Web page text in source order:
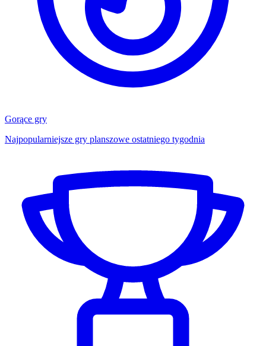
Gorące gry
Najpopularniejsze gry planszowe ostatniego tygodnia